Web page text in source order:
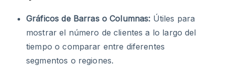
Gráficos de Barras o Columnas: Útiles para
mostrar el número de clientes a lo largo del
tiempo o comparar entre diferentes
segmentos o regiones.